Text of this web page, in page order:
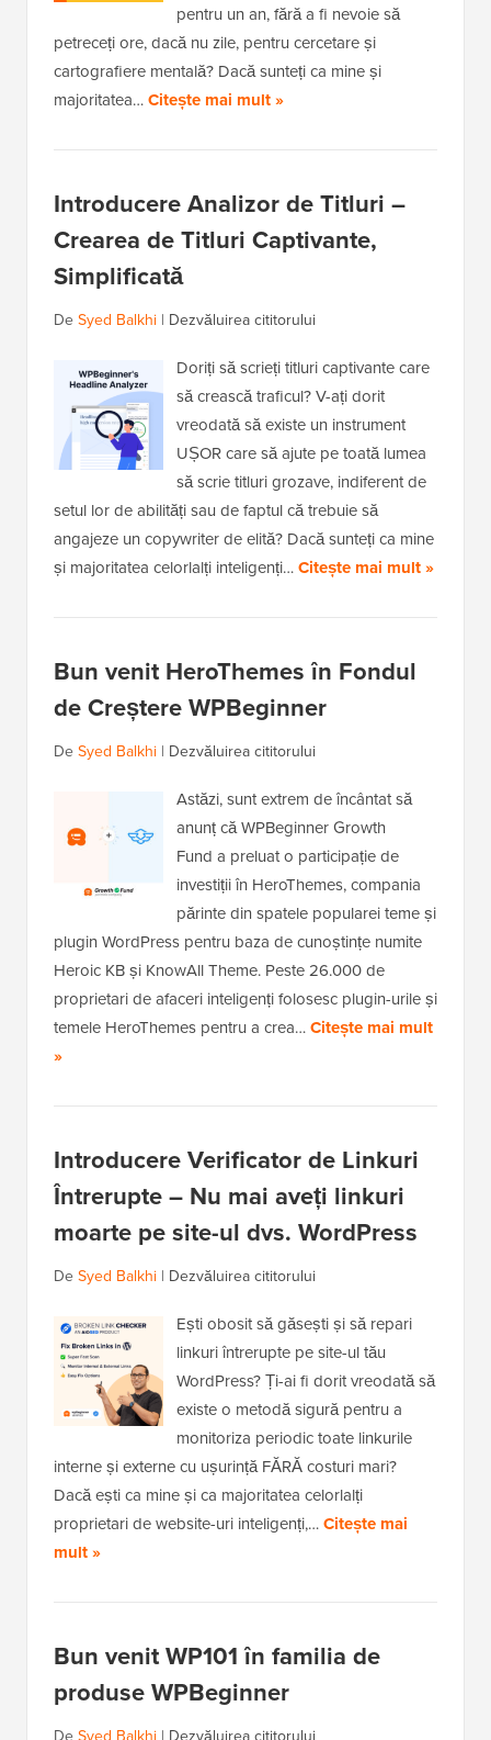
pentru un an, fără a fi nevoie să
petreceți ore, dacă nu zile, pentru cercetare și
cartografiere mentală? Dacă sunteți ca mine și
majoritatea…Citește mai mult »
Introducere Analizor de Titluri –
Crearea de Titluri Captivante,
Simplificată
De Syed Balkhi | Dezvăluirea cititorului
Doriți să scrieți titluri captivante care
să crească traficul? V-ați dorit
vreodată să existe un instrument
UȘOR care să ajute pe toată lumea
să scrie titluri grozave, indiferent de
setul lor de abilități sau de faptul că trebuie să
angajeze un copywriter de elită? Dacă sunteți ca mine
și majoritatea celorlalți inteligenți…Citește mai mult »
Bun venit HeroThemes în Fondul
de Creștere WPBeginner
De Syed Balkhi | Dezvăluirea cititorului
Astăzi, sunt extrem de încântat să
anunț că WPBeginner Growth
Fund a preluat o participație de
investiții în HeroThemes, compania
părinte din spatele popularei teme și
plugin WordPress pentru baza de cunoștințe numite
Heroic KB și KnowAll Theme. Peste 26.000 de
proprietari de afaceri inteligenți folosesc plugin-urile și
temele HeroThemes pentru a crea…Citește mai mult
»
Introducere Verificator de Linkuri
Întrerupte – Nu mai aveți linkuri
moarte pe site-ul dvs. WordPress
De Syed Balkhi | Dezvăluirea cititorului
Ești obosit să găsești și să repari
linkuri întrerupte pe site-ul tău
WordPress? Ți-ai fi dorit vreodată să
existe o metodă sigură pentru a
monitoriza periodic toate linkurile
interne și externe cu ușurință FĂRĂ costuri mari?
Dacă ești ca mine și ca majoritatea celorlalți
proprietari de website-uri inteligenți,…Citește mai
mult »
Bun venit WP101 în familia de
produse WPBeginner
De Syed Balkhi | Dezvăluirea cititorului